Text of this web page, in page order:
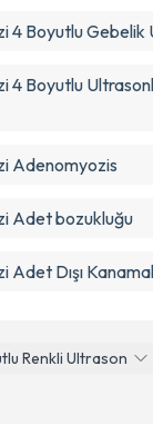
Renkli Ultrason
4 Boyutlu Gebelik
4 Boyutlu
Adenomyozis
Adet bozukluğu
Adet Dışı